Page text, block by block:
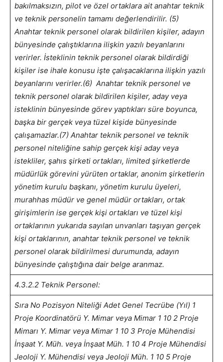
bakılmaksızın, pilot ve özel ortaklara ait anahtar teknik
ve teknik personelin tamamı değerlendirilir. (5)
Anahtar teknik personel olarak bildirilen kişiler, adayın
bünyesinde çalıştıklarına ilişkin yazılı beyanlarını
verirler. İsteklinin teknik personel olarak bildirdiği
kişiler ise ihale konusu işte çalışacaklarına ilişkin yazılı
beyanlarını verirler.(6) Anahtar teknik personel ve
teknik personel olarak bildirilen kişiler, aday veya
isteklinin bünyesinde görev yaptıkları süre boyunca,
başka bir gerçek veya tüzel kişide bünyesinde
çalışamazlar.(7) Anahtar teknik personel ve teknik
personel niteliğine sahip gerçek kişi aday veya
istekliler, şahıs şirketi ortakları, limited şirketlerde
müdürlük görevini yürüten ortaklar, anonim şirketlerin
yönetim kurulu başkanı, yönetim kurulu üyeleri,
murahhas müdür ve genel müdür ortakları, ortak
girişimlerin ise gerçek kişi ortakları ve tüzel kişi
ortaklarının yukarıda sayılan unvanları taşıyan gerçek
kişi ortaklarının, anahtar teknik personel ve teknik
personel olarak bildirilmesi durumunda, adayın
bünyesinde çalıştığına dair belge aranmaz.
4.3.2.2 Teknik Personel:
Sıra No Pozisyon Niteliği Adet Genel Tecrübe (Yıl) 1
Proje Koordinatörü Y. Mimar veya Mimar 1 10 2 Proje
Mimarı Y. Mimar veya Mimar 1 10 3 Proje Mühendisi
İnşaat Y. Müh. veya İnşaat Müh. 1 10 4 Proje Mühendisi
Jeoloji Y. Mühendisi veya Jeoloji Müh. 1 10 5 Proje